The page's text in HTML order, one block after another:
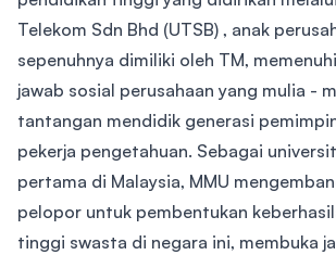
Telekom Sdn Bhd (UTSB) , anak
sepenuhnya dimiliki oleh TM,
jawab sosial perusahaan yang mulia -
tantangan mendidik generasi
pekerja pengetahuan. Sebagai
pertama di Malaysia, MMU
pelopor untuk pembentukan
tinggi swasta di negara ini, membuka